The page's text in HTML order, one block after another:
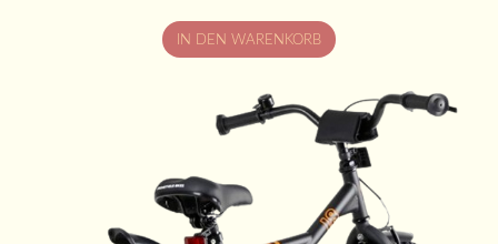
IN DEN WARENKORB